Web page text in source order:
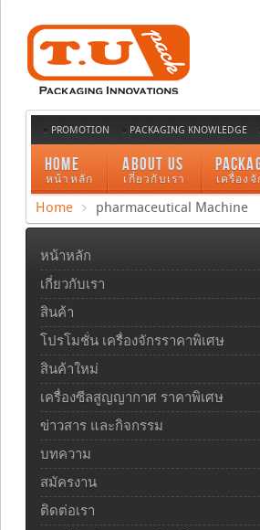
PROMOTION PACKAGING KNOWLEDGE
HOME
หน้าหลัก
ABOUT US
เกี่ยวกับเรา เครื่อง
Home pharmaceutical Machine
หน้าหลัก
เกี่ยวกับเรา
สินค้า
โปรโมชั่น เครื่องจักรราคาพิเศษ
สินค้าใหม่
เครื่องซีลสูญญากาศ ราคาพิเศษ
ข่าวสาร และกิจกรรม
บทความ
สมัครงาน
ติดต่อเรา